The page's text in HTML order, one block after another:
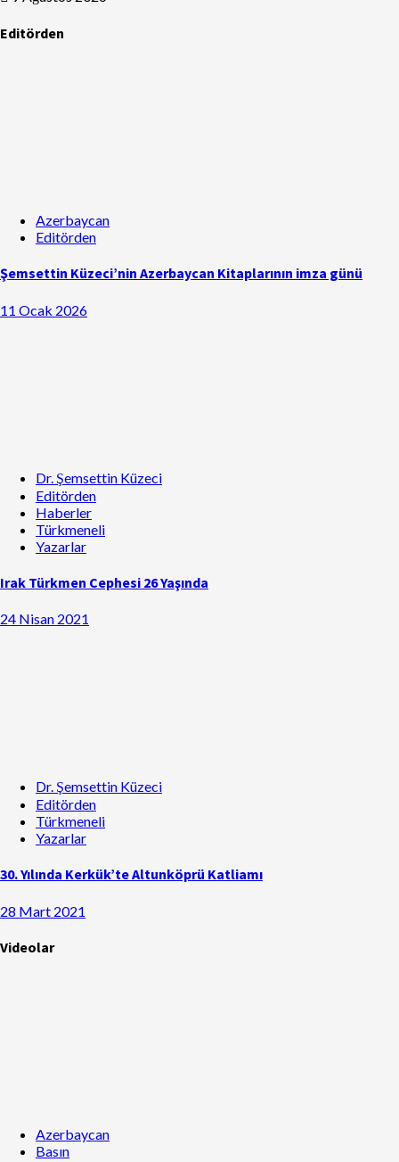
Editörden
Azerbaycan
Editörden
Şemsettin Küzeci’nin Azerbaycan Kitaplarının imza günü
11 Ocak 2026
Dr. Şemsettin Küzeci
Editörden
Haberler
Türkmeneli
Yazarlar
Irak Türkmen Cephesi 26 Yaşında
24 Nisan 2021
Dr. Şemsettin Küzeci
Editörden
Türkmeneli
Yazarlar
30. Yılında Kerkük’te Altunköprü Katliamı
28 Mart 2021
Videolar
Azerbaycan
Basın